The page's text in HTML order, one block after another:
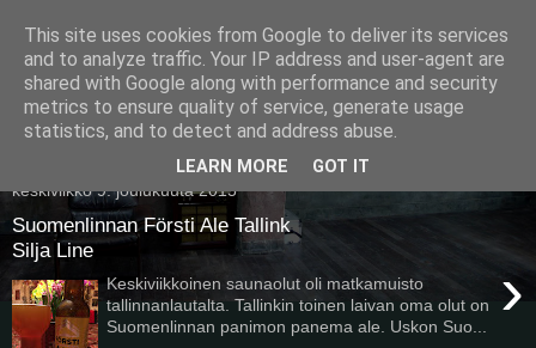
Pullollinen
keskiviikko 9. joulukuuta 2015
Suomenlinnan Försti Ale Tallink
Silja Line
›
Keskiviikkoinen saunaolut oli matkamuisto
tallinnanlautalta. Tallinkin toinen laivan oma olut on
Suomenlinnan panimon panema ale. Uskon Suo...
This site uses cookies from Google to deliver its services
and to analyze traffic. Your IP address and user-agent are
shared with Google along with performance and security
metrics to ensure quality of service, generate usage
statistics, and to detect and address abuse.
LEARN MORE GOT IT